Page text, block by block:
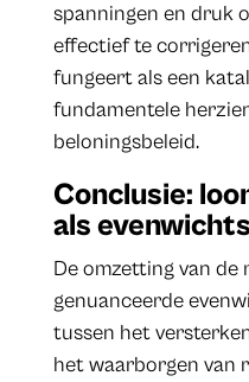
spanningen en druk
effectief te
fungeert als een
fundamentele
beloningsbeleid.
Conclusie:
als
De omzetting van de
genuanceerde
tussen het
het waarborgen van